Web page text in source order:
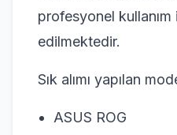
profesyonel
edilmektedir.
Sık alımı yapılan
ASUS ROG